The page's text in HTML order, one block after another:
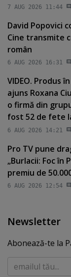
7 AUG 2026 11:44
David Popovici
Cine transmite
român
6 AUG 2026 16:31
VIDEO. Produs
ajuns Roxana
o firmă din
fost 52 de fete
6 AUG 2026 14:21
Pro TV pune
„Burlacii: Foc în
premiu de
6 AUG 2026 12:54
Newsletter
Abonează-te la